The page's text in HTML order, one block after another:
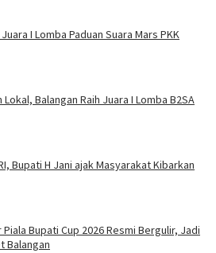
I Lomba Paduan Suara Mars PKK
Balangan Raih Juara I Lomba B2SA
Bupati H Jani ajak Masyarakat Kibarkan
Bupati Cup 2026 Resmi Bergulir, Jadi
Balangan